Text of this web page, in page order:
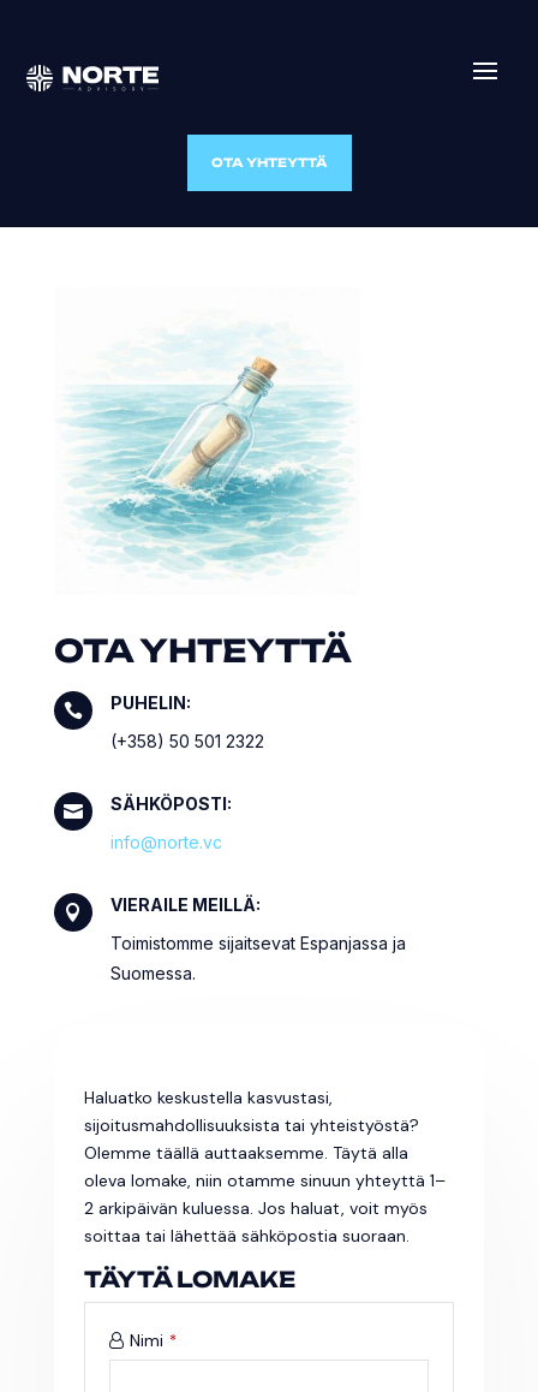
OTA YHTEYTTÄ
OTA YHTEYTTÄ

PUHELIN:
(+358) 50 501 2322

SÄHKÖPOSTI:
info@norte.vc

VIERAILE MEILLÄ:
Toimistomme sijaitsevat Espanjassa ja
Suomessa.
Haluatko keskustella kasvustasi,
sijoitusmahdollisuuksista tai yhteistyöstä?
Olemme täällä auttaaksemme. Täytä alla
oleva lomake, niin otamme sinuun yhteyttä 1–
2 arkipäivän kuluessa. Jos haluat, voit myös
soittaa tai lähettää sähköpostia suoraan.
Business
Email
TÄYTÄ LOMAKE
Nimi *